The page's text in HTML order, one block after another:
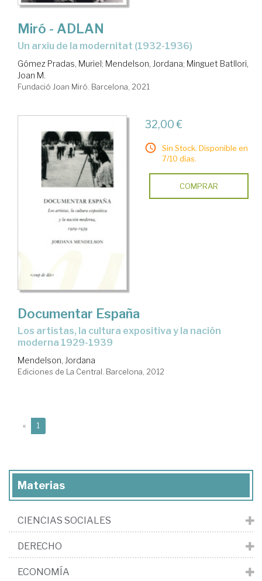
Miró - ADLAN
un arxiu de la modernitat (1932-1936)
Gómez Pradas, Muriel; Mendelson, Jordana; Minguet Batllori,
Joan M.
Fundació Joan Miró. Barcelona, 2021
32,00 €
Sin Stock. Disponible en
7/10 días.
COMPRAR
Documentar España
los artistas, la cultura expositiva y la nación
moderna 1929-1939
Mendelson, Jordana
Ediciones de La Central. Barcelona, 2012
« 1
Materias
CIENCIAS SOCIALES
DERECHO
ECONOMÍA